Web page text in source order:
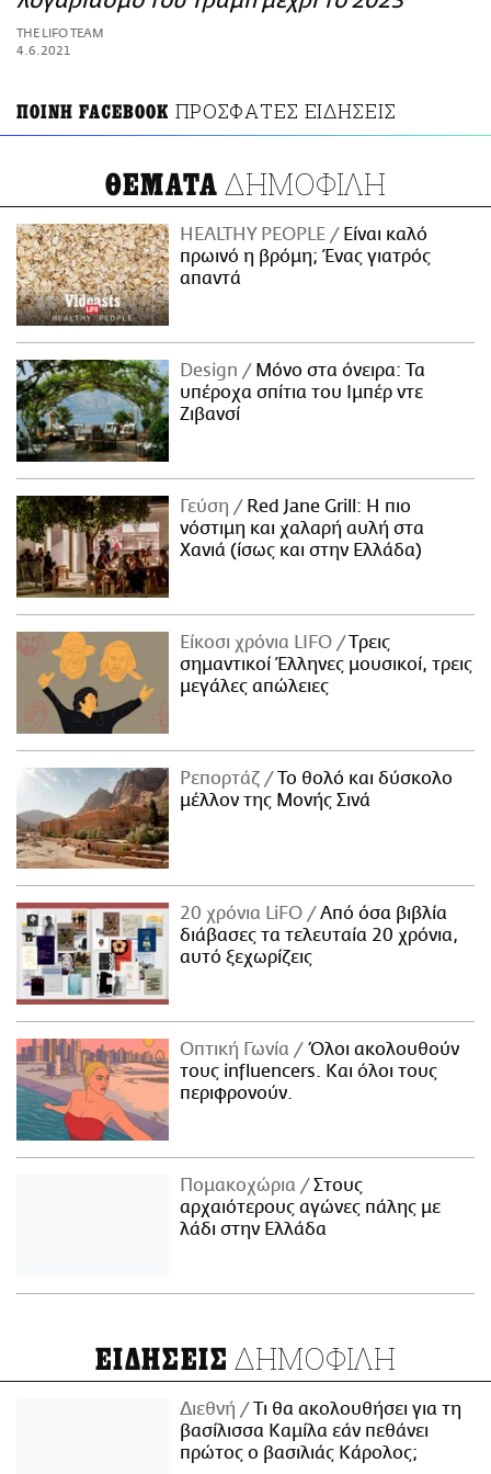
ΑΜΠΑ
PRINT
THE LIFO TEAM
4.6.2021
ΠΟΙΝΗ FACEBOOK ΠΡΟΣΦΑΤΕΣ ΕΙΔΗΣΕΙΣ
ΘΕΜΑΤΑ ΔΗΜΟΦΙΛΗ
HEALTHY PEOPLE
Είναι καλό
πρωινό η βρόμη; Ένας γιατρός
απαντά
Design
Μόνο στα όνειρα: Τα
υπέροχα σπίτια του Ιμπέρ ντε
Ζιβανσί
Γεύση
Red Jane Grill: Η πιο
νόστιμη και χαλαρή αυλή στα
Χανιά (ίσως και στην Ελλάδα)
Είκοσι χρόνια LIFO
Tρεις
σημαντικοί Έλληνες μουσικοί, τρεις
μεγάλες απώλειες
Ρεπορτάζ
Το θολό και δύσκολο
μέλλον της Μονής Σινά
20 χρόνια LiFO
Από όσα βιβλία
διάβασες τα τελευταία 20 χρόνια,
αυτό ξεχωρίζεις
Οπτική Γωνία
Όλοι ακολουθούν
τους influencers. Και όλοι τους
περιφρονούν.
Πομακοχώρια
Στους
αρχαιότερους αγώνες πάλης με
λάδι στην Ελλάδα
ΕΙΔΗΣΕΙΣ ΔΗΜΟΦΙΛΗ
Διεθνή
Τι θα ακολουθήσει για τη
βασίλισσα Καμίλα εάν πεθάνει
πρώτος ο βασιλιάς Κάρολος;